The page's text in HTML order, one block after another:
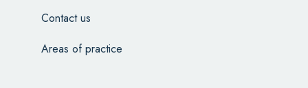
Contact us
Areas of practice